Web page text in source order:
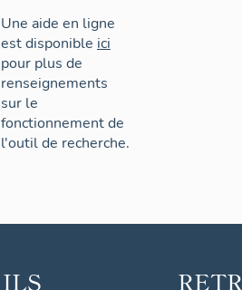
Une aide en ligne
est disponible ici
pour plus de
renseignements
sur le
fonctionnement de
l'outil de recherche.
ILS